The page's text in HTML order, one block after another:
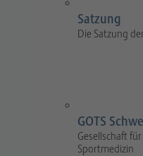
Satzung
Die Satzung
GOTS
Gesellschaft
Sportmedizin